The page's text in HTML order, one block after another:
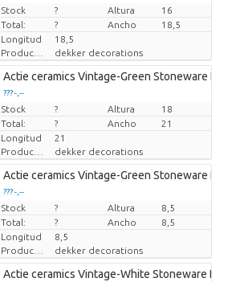
Precio por pieza
Stock ? Altura
16
Total:
? Ancho
18,5
Longitud
18,5
Productor
dekker decorations
Actie ceramics Vintage-Green Stoneware Pot
??? -,--
Precio por pieza
Stock ? Altura
18
Total:
? Ancho
21
Longitud
21
Productor
dekker decorations
Actie ceramics Vintage-Green Stoneware Pot
??? -,--
Precio por pieza
Stock ? Altura
8,5
Total:
? Ancho
8,5
Longitud
8,5
Productor
dekker decorations
Actie ceramics Vintage-White Stoneware Pot